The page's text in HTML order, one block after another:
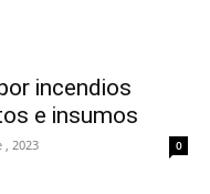
incendios
e insumos
, 2023 0